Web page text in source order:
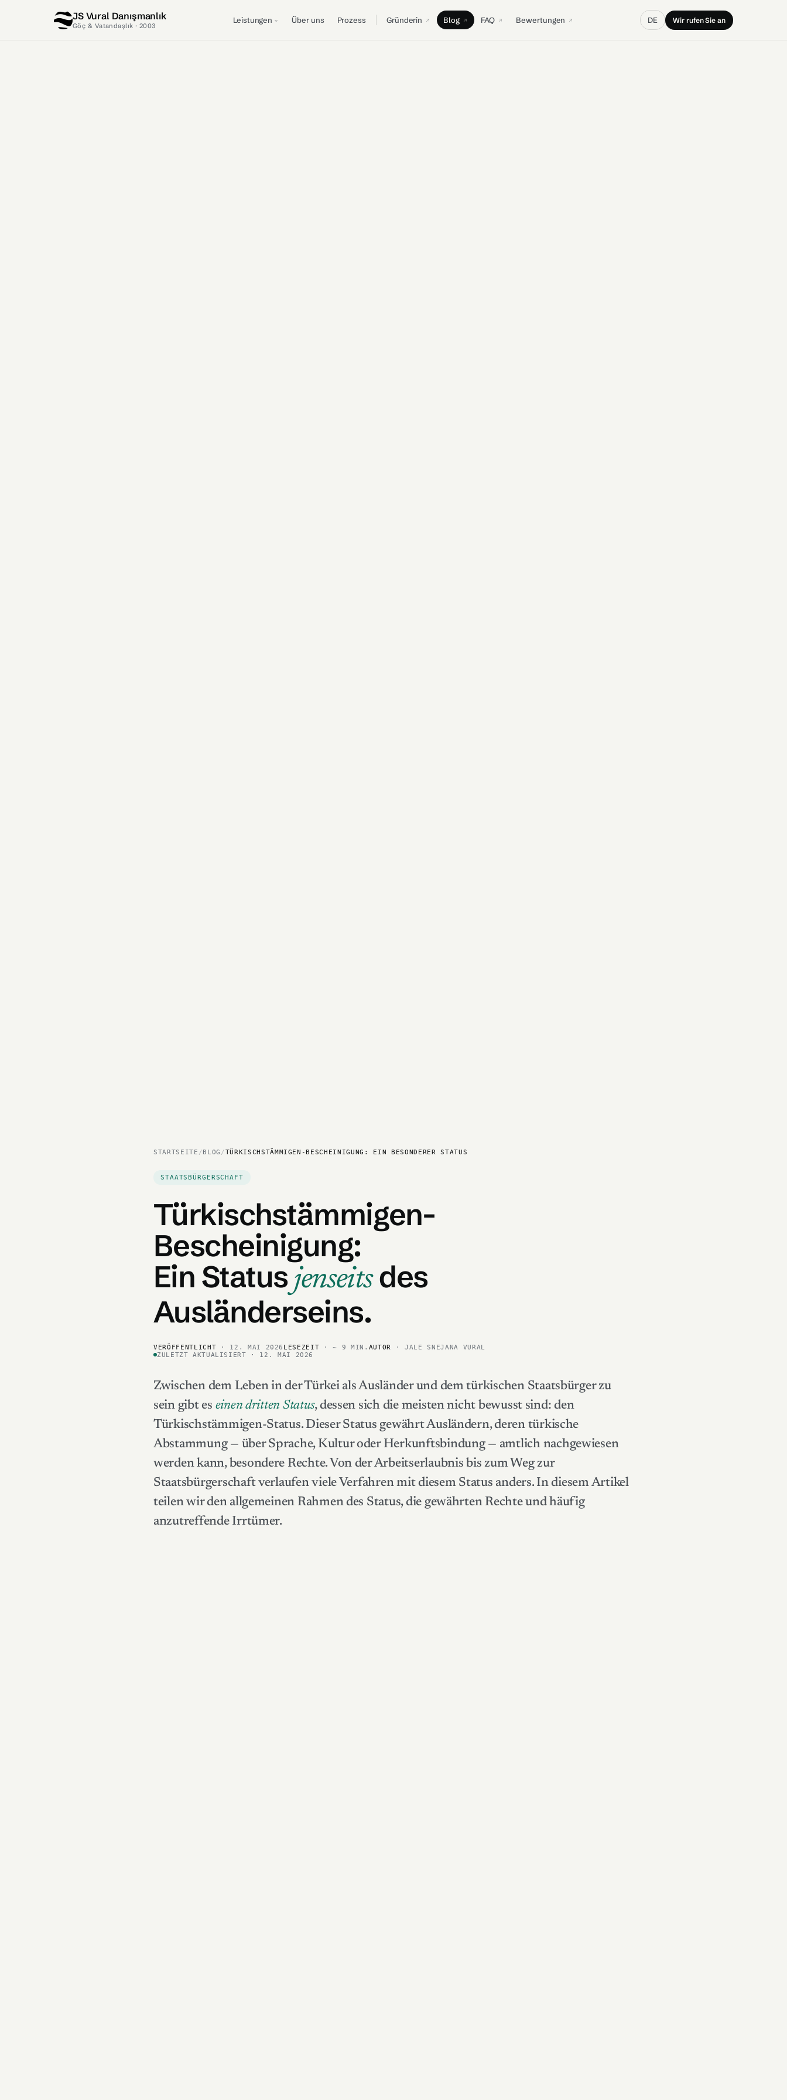
JS Vural Danışmanlık
Göç & Vatandaşlık · 2003
Leistungen Über uns Prozess Gründerin Blog FAQ Bewertungen DE Wir rufen Sie an
STARTSEITE /BLOG /TÜRKISCHSTÄMMIGEN-BESCHEINIGUNG: EIN BESONDERER STATUS
STAATSBÜRGERSCHAFT
Türkischstämmigen-
Bescheinigung:
Ein Status jenseitsdes
Ausländerseins.
VERÖFFENTLICHT · 12. MAI 2026 LESEZEIT · ~ 9 MIN. AUTOR · JALE SNEJANA VURAL
ZULETZT AKTUALISIERT · 12. MAI 2026
Zwischen dem Leben in der Türkei als Ausländer und demtürkischen Staatsbürgerzu
sein gibt es einen dritten Status, dessen sich die meisten nicht bewusst sind: den
Türkischstämmigen-Status. Dieser Status gewährt Ausländern, deren türkische
Abstammung — über Sprache, Kultur oder Herkunftsbindung — amtlich nachgewiesen
werden kann, besondere Rechte. Von der Arbeitserlaubnis bis zum Weg zur
Staatsbürgerschaft verlaufen viele Verfahren mit diesem Status anders. In diesem Artikel
teilen wir den allgemeinen Rahmen des Status, die gewährten Rechte und häufig
anzutreffende Irrtümer.